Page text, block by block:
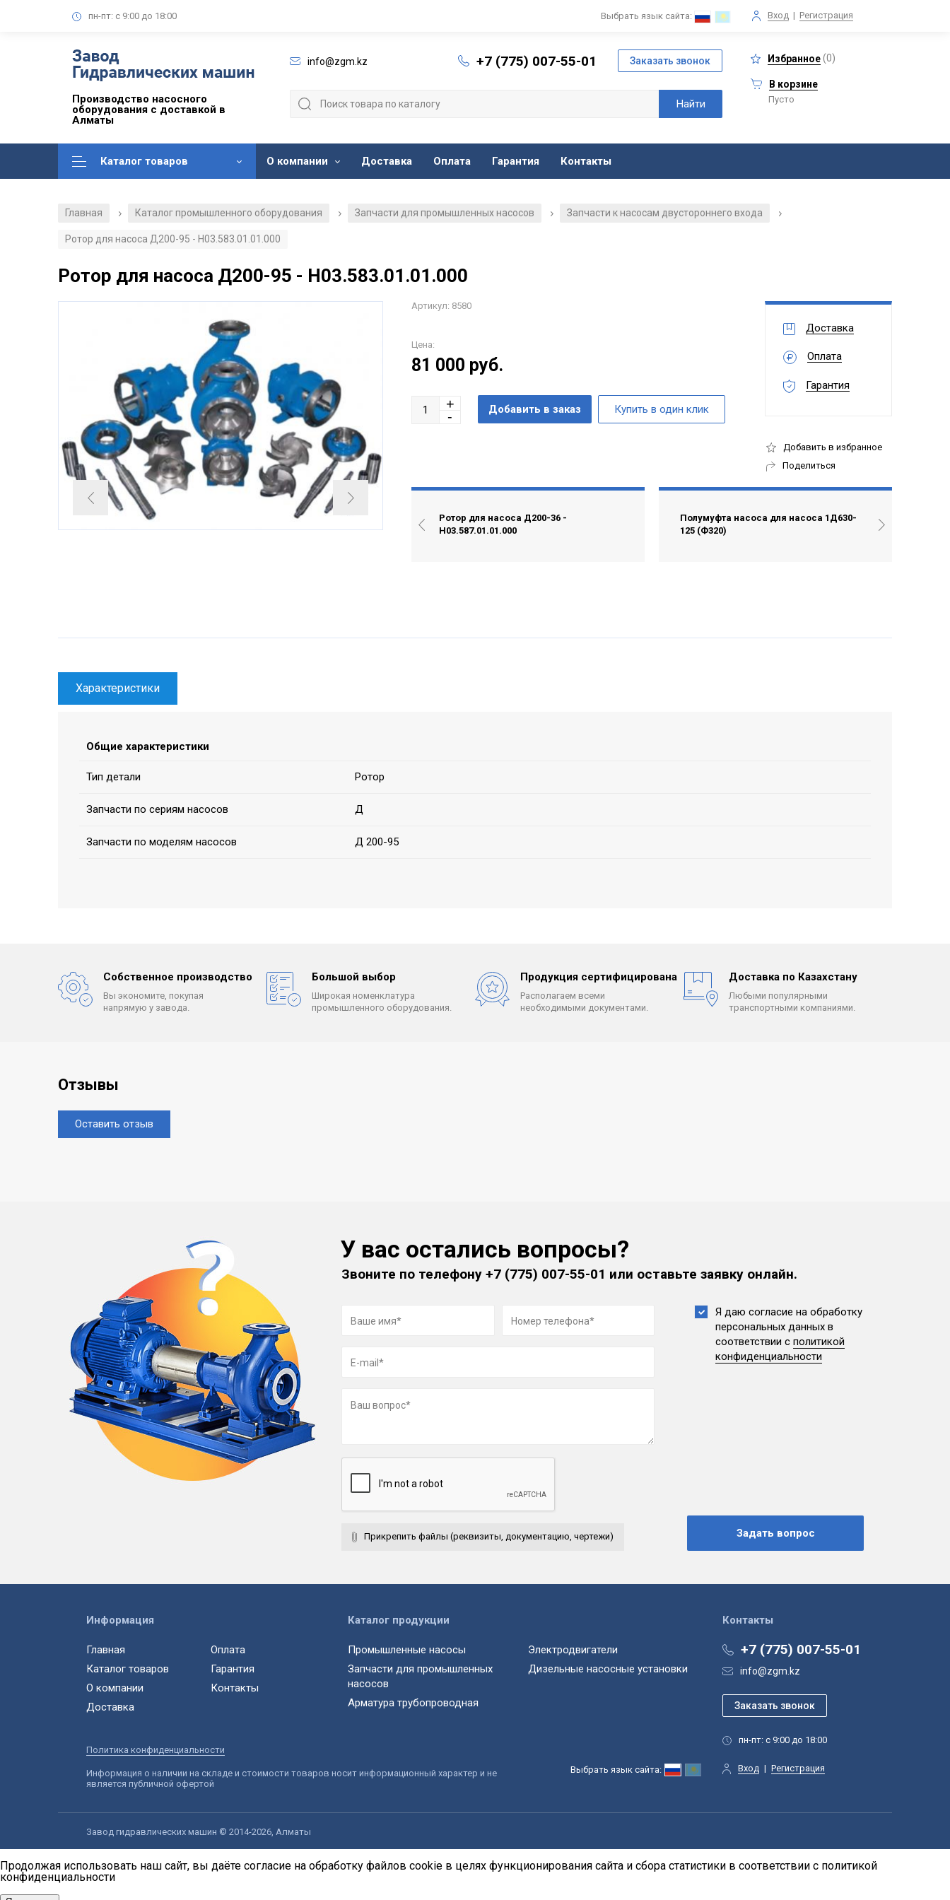
пн-пт: с 9:00 до 18:00 Вход | Регистрация
Выбрать язык сайта:
Производство насосного
оборудования с доставкой в
Алматы
info@zgm.kz +7 (775) 007-55-01 Избранное(0)
В корзине
Пусто
Каталог товаров О компании Доставка Оплата Гарантия Контакты
Главная / Каталог промышленного оборудования / Запчасти для промышленных насосов / Запчасти к насосам двустороннего входа
/
Ротор для насоса Д200-95 - Н03.583.01.01.000
Ротор для насоса Д200-95 - Н03.583.01.01.000
Артикул: 8580
Цена:
81 000 руб.
Доставка
Оплата
Гарантия
Добавить в избранное
Поделиться
Ротор для насоса Д200-36 -
Н03.587.01.01.000
Полумуфта насоса для насоса 1Д630-
125 (Ф320)
Характеристики
Общие характеристики
Тип детали Ротор
Запчасти по сериям насосов Д
Запчасти по моделям насосов Д 200-95
Собственное производство
Вы экономите, покупая
напрямую у завода.
Большой выбор
Широкая номенклатура
промышленного оборудования.
Продукция сертифицирована
Располагаем всеми
необходимыми документами.
Доставка по Казахстану
Любыми популярными
транспортными компаниями.
Отзывы
Оставить отзыв
У вас остались вопросы?
Звоните по телефону+7 (775) 007-55-01 или оставьте заявку онлайн.
Прикрепить файлы (реквизиты, документацию, чертежи)
Я даю согласие на обработку
персональных данных в
соответствии с политикой
конфиденциальности
Контакты
+7 (775) 007-55-01
info@zgm.kz
пн-пт: с 9:00 до 18:00
Вход | Регистрация
Выбрать язык сайта:
Информация
Главная
Каталог товаров
О компании
Доставка
Оплата
Гарантия
Контакты
Каталог продукции
Промышленные насосы
Запчасти для промышленных
насосов
Арматура трубопроводная
Электродвигатели
Дизельные насосные установки
Политика конфиденциальности
Информация о наличии на складе и стоимости товаров носит информационный характер и не
является публичной офертой
Завод гидравлических машин © 2014-2026, Алматы
Продолжая использовать наш сайт, вы даёте согласие на обработку файлов cookie в целях функционирования сайта и сбора статистики в соответствии с политикой
конфиденциальности